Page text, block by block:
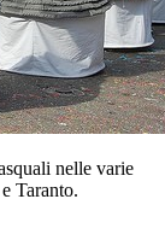
nelle varie
Taranto.